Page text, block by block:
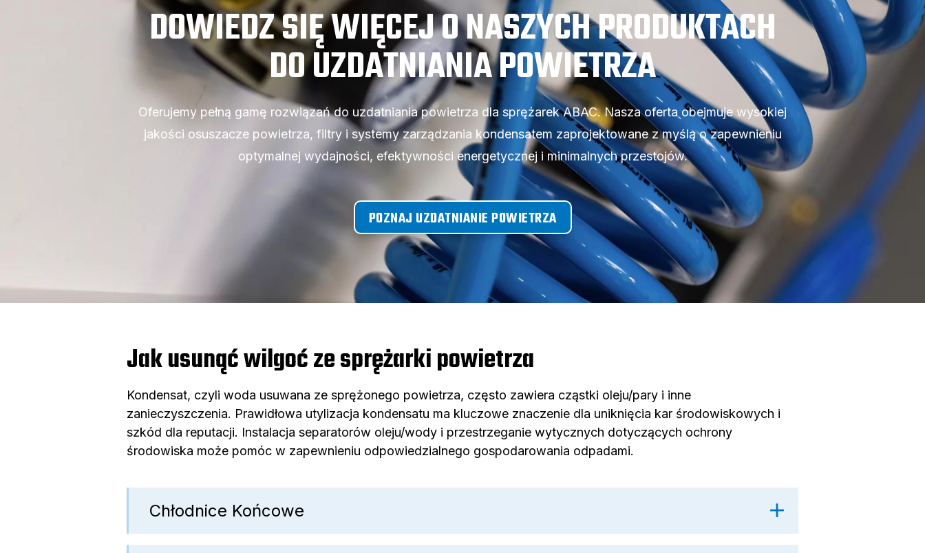
DOWIEDZ SIĘ WIĘCEJ O NASZYCH PRODUKTACH
DO UZDATNIANIA POWIETRZA
Oferujemy pełną gamę rozwiązań do uzdatniania powietrza dla sprężarek ABAC. Nasza oferta obejmuje wysokiej
jakości osuszacze powietrza, filtry i systemy zarządzania kondensatem zaprojektowane z myślą o zapewnieniu
optymalnej wydajności, efektywności energetycznej i minimalnych przestojów.
POZNAJ UZDATNIANIE POWIETRZA
Jak usunąć wilgoć ze sprężarki powietrza
Kondensat, czyli woda usuwana ze sprężonego powietrza, często zawiera cząstki oleju/pary i inne
zanieczyszczenia. Prawidłowa utylizacja kondensatu ma kluczowe znaczenie dla uniknięcia kar środowiskowych i
szkód dla reputacji. Instalacja separatorów oleju/wody i przestrzeganie wytycznych dotyczących ochrony
środowiska może pomóc w zapewnieniu odpowiedzialnego gospodarowania odpadami.
Chłodnice Końcowe